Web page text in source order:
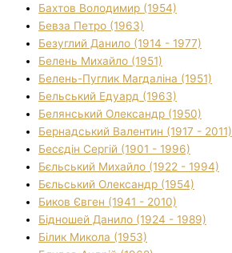
Бахтов Володимир (1954)
Бевза Петро (1963)
Безуглий Данило (1914 - 1977)
Белень Михайло (1951)
Белень-Пуглик Магдаліна (1951)
Бельський Едуард (1963)
Белянський Олександр (1950)
Бернадський Валентин (1917 - 2011)
Бесєдін Сергій (1901 - 1996)
Бєльський Михайло (1922 - 1994)
Бєльський Олександр (1954)
Биков Євген (1941 - 2010)
Бідношей Данило (1924 - 1989)
Білик Микола (1953)